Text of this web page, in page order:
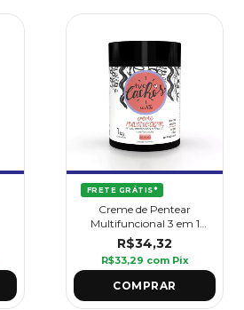
FRETE GRÁTIS*
Creme de Pentear
Multifuncional 3 em 1
Amo Cachos 1 kg -
Griffus
R$34,32
R$33,29 com Pix